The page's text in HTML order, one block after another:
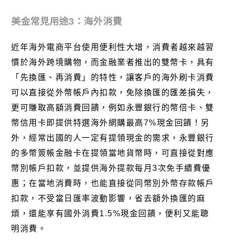
美金常見用途3：海外消費
近年海外電商平台使用便利性大增，消費者越來越習
慣於海外跨境購物，而金融業者推出的雙幣卡，具有
「先換匯、再消費」的特性，讓客戶的海外刷卡消費
可以直接從外幣帳戶內扣款，免除換匯的匯差損失，
更可賺取高額消費回饋，例如永豐銀行的幣倍卡、雙
幣信用卡即提供特選海外網購最高7%現金回饋！另
外，經常出國的人一定有提領現金的需求，永豐銀行
的多幣簽帳金融卡在提領當地貨幣時，可直接從對應
幣別帳戶扣款，並提供海外提款每月3次免手續費優
惠；在當地消費時，也能直接從同幣別外幣存款帳戶
扣款，不受當日匯率波動影響，省去額外換匯的麻
煩，還能享有國外消費1.5%現金回饋，便利又能聰
明消費。